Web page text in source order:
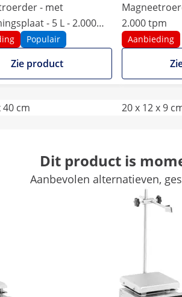
- met
- 5 L - 2.000
Populair
Zie product
2.000 tpm
Aanbieding
40 cm 20 x 12 x 9
120 x 120
Dit product is
Aanbevolen alternatieven,